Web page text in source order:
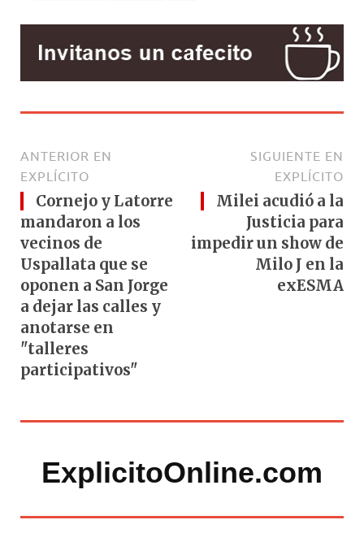
ANTERIOR EN
EXPLÍCITO
Cornejo y Latorre
mandaron a los
vecinos de
Uspallata que se
oponen a San Jorge
a dejar las calles y
anotarse en
"talleres
participativos"
SIGUIENTE EN
EXPLÍCITO
Milei acudió a la
Justicia para
impedir un show de
Milo J en la
exESMA
ExplicitoOnline.com